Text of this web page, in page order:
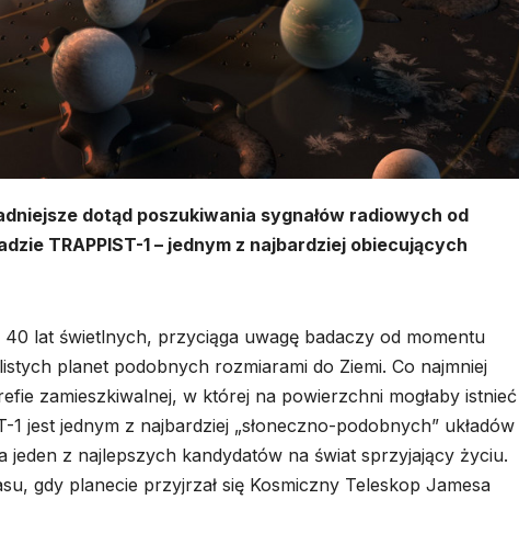
dotąd poszukiwania sygnałów radiowych od
TRAPPIST-1 – jednym z najbardziej obiecujących
lat świetlnych, przyciąga uwagę badaczy od momentu
planet podobnych rozmiarami do Ziemi. Co najmniej
zamieszkiwalnej, w której na powierzchni mogłaby istnieć
jest jednym z najbardziej „słoneczno-podobnych” układów
z najlepszych kandydatów na świat sprzyjający życiu.
gdy planecie przyjrzał się Kosmiczny Teleskop Jamesa